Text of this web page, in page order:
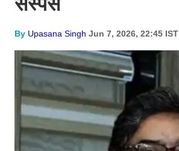
By Upasana Singh Jun 7, 2026, 22:45 IST